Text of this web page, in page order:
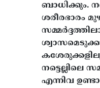
ബാധിക്കും.
ശരീരഭാരം
നട്ടെല്ലിലെ
എന്നിവ